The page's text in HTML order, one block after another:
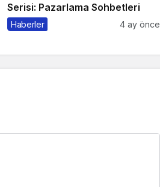
Serisi: Pazarlama Sohbetleri
Haberler 4 ay önce